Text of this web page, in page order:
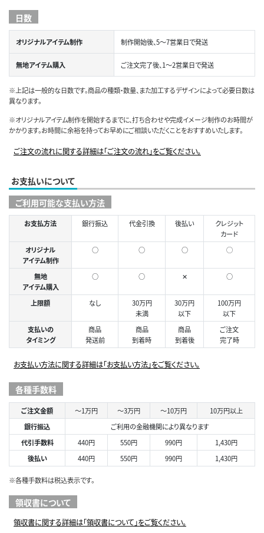
日数
オリジナルアイテム制作 制作開始後、5～7営業日で発送
無地アイテム購入 ご注文完了後、1～2営業日で発送
※上記は一般的な日数です。商品の種類・数量、また加工するデザインによって必要日数は
異なります。
※オリジナルアイテム制作を開始するまでに、打ち合わせや完成イメージ制作のお時間が
かかります。お時間に余裕を持ってお早めにご相談いただくことをおすすめいたします。
ご注文の流れに関する詳細は「ご注文の流れ」をご覧ください。
お支払いについて
ご利用可能な支払い方法
お支払方法 銀行振込 代金引換 後払い
クレジット
カード
オリジナル
アイテム制作
○ ○ ○ ◯
無地
アイテム購入
○ ○ ✕ ○
上限額 なし
30万円
未満
30万円
以下
100万円
以下
支払いの
タイミング
商品
発送前
商品
到着時
商品
到着後
ご注文
完了時
お支払い方法に関する詳細は「お支払い方法」をご覧ください。
各種手数料
ご注文金額 ～1万円 ～3万円 ～10万円
10万円以上
銀行振込
ご利用の金融機関により異なります
代引手数料
440円 550円 990円
1,430円
後払い
440円 550円 990円 1,430円
※各種手数料は税込表示です。
領収書について
領収書に関する詳細は「領収書について」をご覧ください。